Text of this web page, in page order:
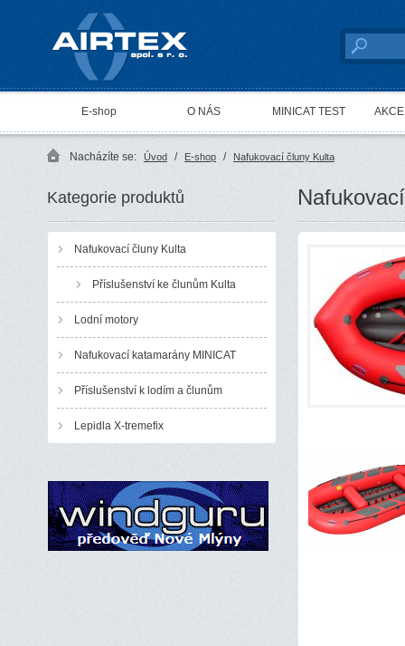
AIRTEX spol. s r. o.
E-shop O NÁS MINICAT TEST
Nacházíte se: Úvod / E-shop / Nafukovací čluny Kulta
Kategorie produktů
Nafukovací čluny Kulta
Příslušenství ke člunům Kulta
Lodní motory
Nafukovací katamarány MINICAT
Příslušenství k lodím a člunům
Lepidla X-tremefix